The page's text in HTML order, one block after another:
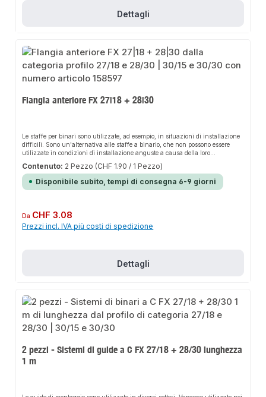
fissaggio del tubo. Le fascette per tubi possono essere fissate direttamente alle
strutture del nostro sistema di binari utilizzando i dispositivi di fissaggio a
zincatoQuantità di vendita: 10 pezziqpool24 - da oltre 20 anni il vostro
esperto per - qualità professionale - consegna rapida - servizio clienti
personale e affidabile - soddisfazione al 100%.
Dettagli
Flangia anteriore FX 27|18 + 28|30
Le staffe per binari sono utilizzate, ad esempio, in situazioni di installazione
difficili. Sono un'alternativa alle staffe a binario, che non possono essere
utilizzate in condizioni di installazione anguste a causa della loro
lunghezza. In combinazione con le guide di montaggio, le flange a sella
offrono flessibilità, ad esempio per l'installazione di alberi e condotti.
Contenuto: 2 Pezzo (CHF 1.90 / 1 Pezzo)
Disponibile subito, tempi di consegna 6-9 giorni
Prezzo normale:
Da CHF 3.08
Prezzi incl. IVA più costi di spedizione
Dettagli
2 pezzi - Sistemi di guide a C FX 27/18 + 28/30 lunghezza
1 m